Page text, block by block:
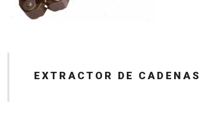
EXTRACTOR DE CADENAS